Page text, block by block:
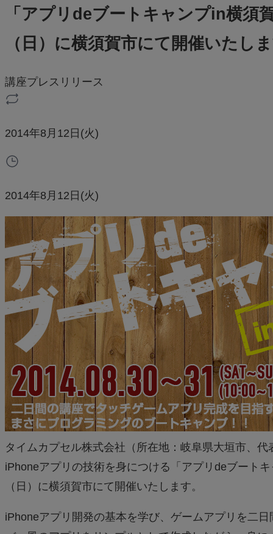
「アプリdeブートキャンプin横須
（日）に横須賀市にて開催いたし
講座プレスリリース
2014年8月12日(火)
2014年8月12日(火)
タイムカプセル株式会社（所在地：岐阜県大垣市、
iPhoneアプリの技術を身につける「アプリdeブート
（日）に横須賀市にて開催いたします。
iPhoneアプリ開発の基本を学び、ゲームアプリを二